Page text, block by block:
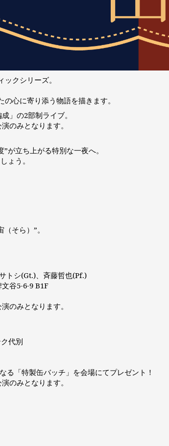
クシリーズ。
心に寄り添う物語を描きます。
」の2部制ライブ。
のみとなります。
が立ち上がる特別な一夜へ。
ょう。
そら）”。
トシ(Gt.)、斉藤哲也(Pf.)
谷5-6-9 B1F
のみとなります。
代別
「特製缶バッチ」を会場にてプレゼント！
のみとなります。